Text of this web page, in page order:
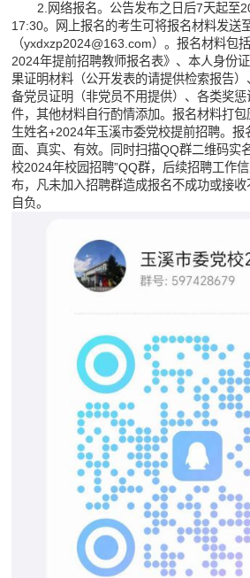
2.网络报名。公告发布之日后7天起至
17:30。网上报名的考生可将报名材料发送
（yxdxzp2024@163.com）。报名材料包
2024年提前招聘教师报名表》、本人身份
果证明材料（公开发表的请提供检索报告
备党员证明（非党员不用提供）、各类奖
件，其他材料自行酌情添加。报名材料打
生姓名+2024年玉溪市委党校提前招聘。
面、真实、有效。同时扫描QQ群二维码实
校2024年校园招聘”QQ群，后续招聘工作
布，凡未加入招聘群造成报名不成功或接
自负。